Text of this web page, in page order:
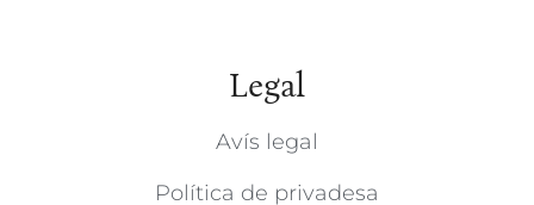
Legal
Avís legal
Política de privadesa